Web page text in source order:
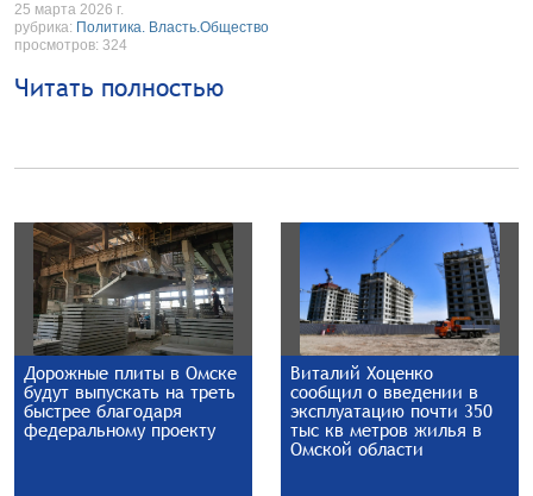
25 марта 2026 г.
рубрика: Политика. Власть.Общество
просмотров: 324
Читать полностью
Дорожные плиты в Омске
будут выпускать на треть
быстрее благодаря
федеральному проекту
Виталий Хоценко
сообщил о введении в
эксплуатацию почти 350
тыс кв метров жилья в
Омской области